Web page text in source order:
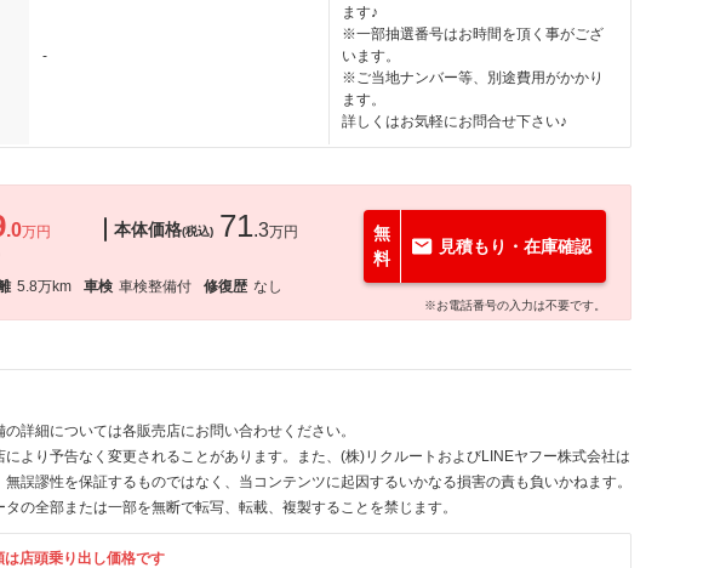
-
ます♪
※一部抽選番号はお時間を頂く事がござ
います。
※ご当地ナンバー等、別途費用がかかり
ます。
詳しくはお気軽にお問合せ下さい♪
.0万円
本体価格(税込) 71.3万円
5.8万km 車検 車検整備付 修復歴 なし
無
料
見積もり・在庫確認
※お電話番号の入力は不要です。
詳細については各販売店にお問い合わせください。
より予告なく変更されることがあります。また、(株)リクルートおよびLINEヤフー株式会社は
誤謬性を保証するものではなく、当コンテンツに起因するいかなる損害の責も負いかねます。
の全部または一部を無断で転写、転載、複製することを禁じます。
店頭乗り出し価格です